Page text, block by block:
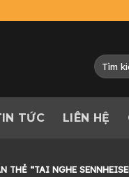
Tìm
kiếm:
TỨC LIÊN HỆ
THẺ “TAI NGHE